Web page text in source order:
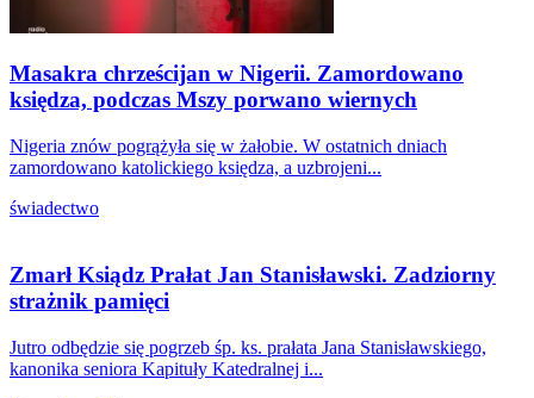
Masakra chrześcijan w Nigerii. Zamordowano
księdza, podczas Mszy porwano wiernych
Nigeria znów pogrążyła się w żałobie. W ostatnich dniach
zamordowano katolickiego księdza, a uzbrojeni...
świadectwo
Zmarł Ksiądz Prałat Jan Stanisławski. Zadziorny
strażnik pamięci
Jutro odbędzie się pogrzeb śp. ks. prałata Jana Stanisławskiego,
kanonika seniora Kapituły Katedralnej i...